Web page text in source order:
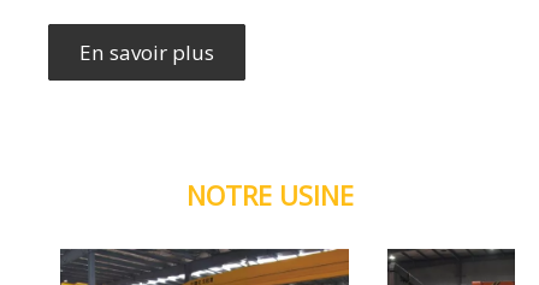
En savoir plus
NOTRE USINE